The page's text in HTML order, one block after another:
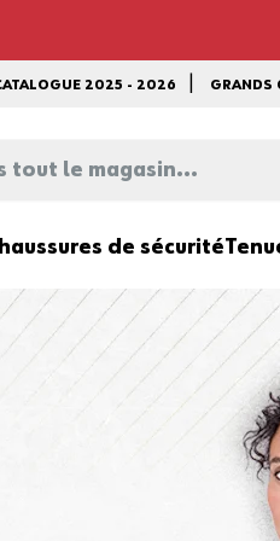
2025 - 2026 GRANDS
de sécurité